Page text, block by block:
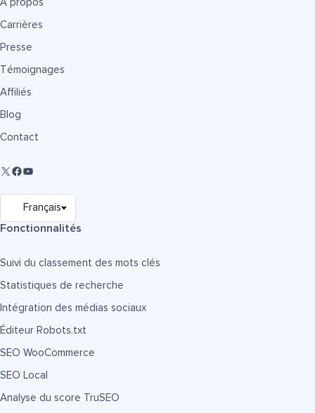
À propos
Carrières
Presse
Témoignages
Affiliés
Blog
Contact
Fonctionnalités
Suivi du classement des mots clés
Statistiques de recherche
Intégration des médias sociaux
Éditeur Robots.txt
SEO WooCommerce
SEO Local
Analyse du score TruSEO